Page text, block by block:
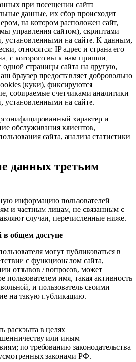
при посещении сайта
данные, их сбор происходит
на котором расположен сайт,
управления сайтом), скриптами
установленными на сайте. К данным,
относятся: IP адрес и страна его
с которого вы к нам пришли,
одной страницы сайта на другую,
браузер предоставляет добровольно
(куки), фиксируются
собираемые счетчиками аналитики
установленными на сайте.
характер и
обслуживания клиентов,
сайта, анализа статистики
данных третьим
информацию пользователей
и частным лицам, не связанным с
случаи, перечисленные ниже.
в общем доступе
могут публиковаться в
с функционалом сайта,
отзывов / вопросов, может
пользователем имя, такая активность
и пользователь своими
на такую публикацию.
раскрыта в целях
или иным
по требованию законодательства
законами РФ.